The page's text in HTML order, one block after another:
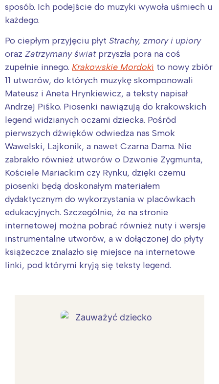
sposób. Ich podejście do muzyki wywoła uśmiech u
każdego.
Po ciepłym przyjęciu płyt Strachy, zmory i upiory
oraz Zatrzymany światprzyszła pora na coś
zupełnie innego. Krakowskie Mordoki to nowy zbiór
11 utworów, do których muzykę skomponowali
Mateusz i Aneta Hrynkiewicz, a teksty napisał
Andrzej Piśko. Piosenki nawiązują do krakowskich
legend widzianych oczami dziecka. Pośród
pierwszych dźwięków odwiedza nas Smok
Wawelski, Lajkonik, a nawet Czarna Dama. Nie
zabrakło również utworów o Dzwonie Zygmunta,
Kościele Mariackim czy Rynku, dzięki czemu
piosenki będą doskonałym materiałem
dydaktycznym do wykorzystania w placówkach
edukacyjnych. Szczególnie, że na stronie
internetowej można pobrać również nuty i wersje
instrumentalne utworów, a w dołączonej do płyty
książeczce znalazło się miejsce na internetowe
linki, pod którymi kryją się teksty legend.